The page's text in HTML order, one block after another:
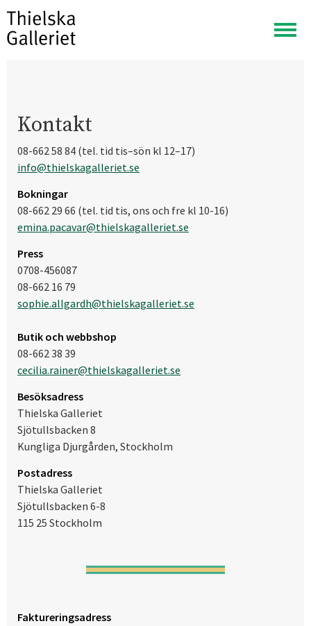
Visa
meny
Kontakt
08-662 58 84 (tel. tid tis–sön kl 12–17)
info@thielskagalleriet.se
Bokningar
08-662 29 66 (tel. tid tis, ons och fre kl 10-16)
emina.pacavar@thielskagalleriet.se
Press
0708-456087
08-662 16 79
sophie.allgardh@thielskagalleriet.se
Butik och webbshop
08-662 38 39
cecilia.rainer@thielskagalleriet.se
Besöksadress
Thielska Galleriet
Sjötullsbacken 8
Kungliga Djurgården, Stockholm
Postadress
Thielska Galleriet
Sjötullsbacken 6-8
115 25 Stockholm
Faktureringsadress